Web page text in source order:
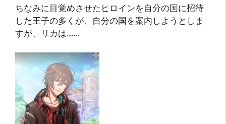
ちなみに目覚めさせたヒロインを自分の国に招待
した王子の多くが、自分の国を案内しようとしま
すが、リカは……